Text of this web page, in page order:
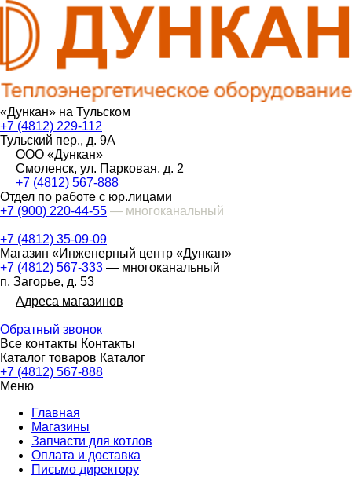
«Дункан» на Тульском
+7 (4812) 229-112
Тульский пер., д. 9А
ООО «Дункан»
Смоленск, ул. Парковая, д. 2
+7 (4812) 567-888
Отдел по работе с юр.лицами
+7 (900) 220-44-55 — многоканальный
+7 (4812) 35-09-09
Магазин «Инженерный центр «Дункан»
+7 (4812) 567-333 — многоканальный
п. Загорье, д. 53
Адреса магазинов
Обратный звонок
Все контакты Контакты
Каталог товаров Каталог
+7 (4812) 567-888
Меню
Главная
Магазины
Запчасти для котлов
Оплата и доставка
Письмо директору